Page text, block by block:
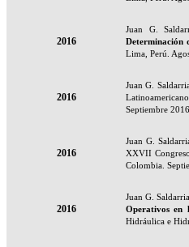
2016
Juan G.
Determinación
Lima, Perú.
2016
Juan G.
Septiembre 2016.
2016
Juan G.
XXVII
Colombia.
2016
Juan G.
Operativos en
Hidráulica e